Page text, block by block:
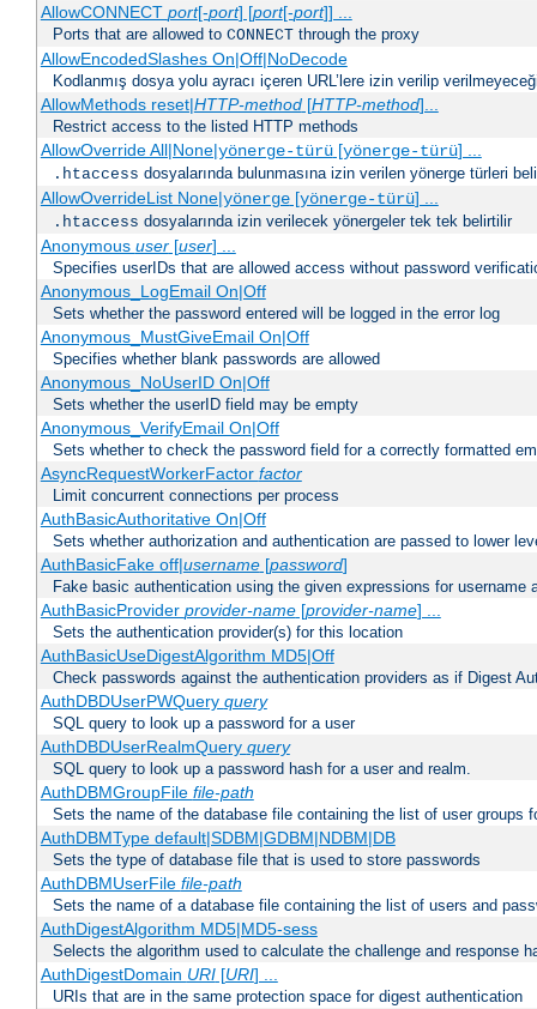
AllowCONNECT port[-port] [port[-port]] ...
Ports that are allowed to CONNECT through the proxy
AllowEncodedSlashes On|Off|NoDecode
Kodlanmış dosya yolu ayracı içeren URL’lere izin verilip
AllowMethods reset|HTTP-method[HTTP-method]...
Restrict access to the listed HTTP methods
AllowOverride All|None|yönerge-türü[yönerge-türü] ...
.htaccess dosyalarında bulunmasına izin verilen yönerge türleri
AllowOverrideList None|yönerge[yönerge-türü] ...
.htaccess dosyalarında izin verilecek yönergeler tek tek belirtilir
Anonymous user[user] ...
Specifies userIDs that are allowed access without password
Anonymous_LogEmail On|Off
Sets whether the password entered will be logged in the error log
Anonymous_MustGiveEmail On|Off
Specifies whether blank passwords are allowed
Anonymous_NoUserID On|Off
Sets whether the userID field may be empty
Anonymous_VerifyEmail On|Off
Sets whether to check the password field for a correctly formatted
AsyncRequestWorkerFactor factor
Limit concurrent connections per process
AuthBasicAuthoritative On|Off
Sets whether authorization and authentication are passed to lower
AuthBasicFake off|username[password]
Fake basic authentication using the given expressions for username
AuthBasicProvider provider-name[provider-name] ...
Sets the authentication provider(s) for this location
AuthBasicUseDigestAlgorithm MD5|Off
Check passwords against the authentication providers as if Digest
AuthDBDUserPWQuery query
SQL query to look up a password for a user
AuthDBDUserRealmQuery query
SQL query to look up a password hash for a user and realm.
AuthDBMGroupFile file-path
Sets the name of the database file containing the list of user groups
AuthDBMType default|SDBM|GDBM|NDBM|DB
Sets the type of database file that is used to store passwords
AuthDBMUserFile file-path
Sets the name of a database file containing the list of users and
AuthDigestAlgorithm MD5|MD5-sess
Selects the algorithm used to calculate the challenge and response
AuthDigestDomain URI[URI] ...
URIs that are in the same protection space for digest authentication